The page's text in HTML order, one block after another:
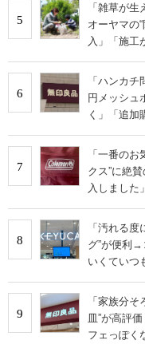
5
「雑草が
オーヤマの
入」「施工
6
「ハンカ
円メッシュ
く」「追加
7
「一番の
クス”に絶
入しました」
8
「汚れる
グ”が便利→
いくていつ
9
「家族分
皿”が高評
フェっぽく